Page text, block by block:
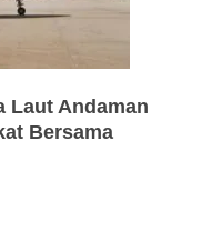
Laut Andaman
Bersama